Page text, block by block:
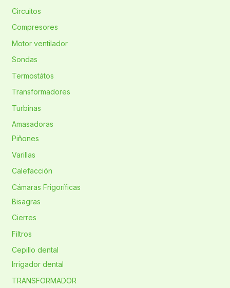
Circuitos
Compresores
Motor ventilador
Sondas
Termostátos
Transformadores
Turbinas
Amasadoras
Piñones
Varillas
Calefacción
Cámaras Frigoríficas
Bisagras
Cierres
Filtros
Cepillo dental
Irrigador dental
TRANSFORMADOR